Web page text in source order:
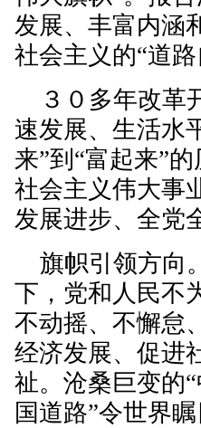
发展、丰富内涵
社会主义的“道
３０多年改革
速发展、生活水
来”到“富起来”
社会主义伟大事
发展进步、全党
旗帜引领方向
下，党和人民不
不动摇、不懈怠
经济发展、促进
祉。沧桑巨变的
国道路”令世界